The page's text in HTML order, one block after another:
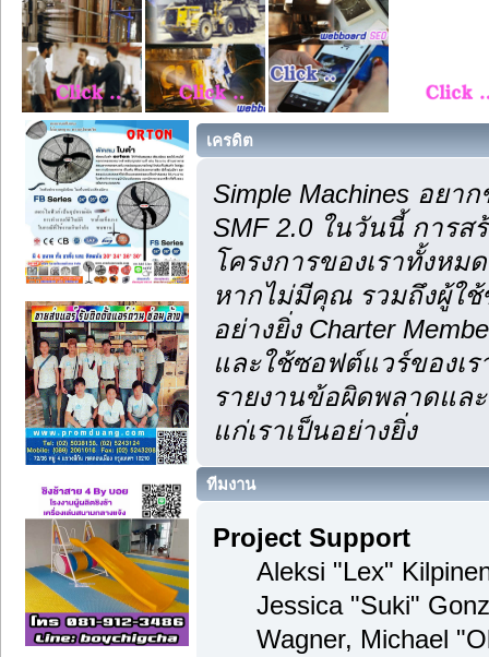
เครดิต
Simple Machines อย
SMF 2.0 ในวันนี้ การส
โครงการของเราทั้งหม
หากไม่มีคุณ รวมถึงผู้ใช้
อย่างยิ่ง Charter
และใช้ซอฟต์แวร์ของเ
รายงานข้อผิดพลาดแล
แก่เราเป็นอย่างยิ่ง
ทีมงาน
Project Support
Aleksi "Lex"
Jessica "Suki"
Wagner, Michael